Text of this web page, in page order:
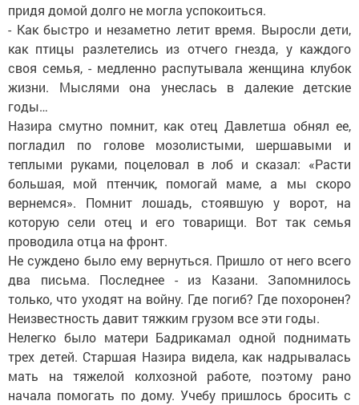
придя домой долго не могла успокоиться.
- Как быстро и незаметно летит время. Выросли дети,
как птицы разлетелись из отчего гнезда, у каждого
своя семья, - медленно распутывала женщина клубок
жизни. Мыслями она унеслась в далекие детские
годы…
Назира смутно помнит, как отец Давлетша обнял ее,
погладил по голове мозолистыми, шершавыми и
теплыми руками, поцеловал в лоб и сказал: «Расти
большая, мой птенчик, помогай маме, а мы скоро
вернемся». Помнит лошадь, стоявшую у ворот, на
которую сели отец и его товарищи. Вот так семья
проводила отца на фронт.
Не суждено было ему вернуться. Пришло от него всего
два письма. Последнее - из Казани. Запомнилось
только, что уходят на войну. Где погиб? Где похоронен?
Неизвестность давит тяжким грузом все эти годы.
Нелегко было матери Бадрикамал одной поднимать
трех детей. Старшая Назира видела, как надрывалась
мать на тяжелой колхозной работе, поэтому рано
начала помогать по дому. Учебу пришлось бросить с